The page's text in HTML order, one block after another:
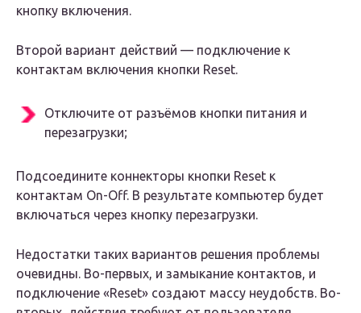
кнопку включения.
Второй вариант действий — подключение к
контактам включения кнопки Reset.
Отключите от разъёмов кнопки питания и
перезагрузки;
Подсоедините коннекторы кнопки Reset к
контактам On-Off. В результате компьютер будет
включаться через кнопку перезагрузки.
Недостатки таких вариантов решения проблемы
очевидны. Во-первых, и замыкание контактов, и
подключение «Reset» создают массу неудобств. Во-